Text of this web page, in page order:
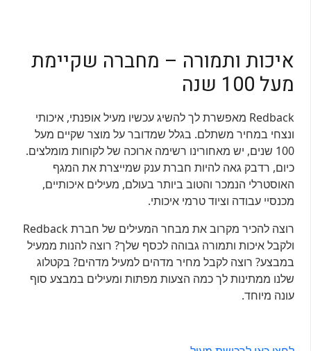
איכות ותמורה – מחברה שקיימת
מעל 100 שנה
Redback מאפשרת לך להשיג עכשיו מעיל אופנתי, איכותי
ונצחי במחיר משתלם. בגלל שמדובר על מוצר שקיים מעל
100 שנים, יש מאחורינו רשימה ארוכה של לקוחות מומלצים.
כיום, רדבק גאה להיות חברת ענק שמייצרת את המגף
האוסטרלי הנמכר והטוב ביותר בעולם, מעילים איכותיים,
מכנסיי עבודה וציוד טרמי איכותי.
רוצה להכיר מקרוב את מבחר המעילים של חברת Redback
ולקבל איכות ותמורה גבוהה לכסף שלך? רוצה להנות ממעיל
במבצע? רוצה לקבל מחיר מדהים למעיל מדהים? בקטלוג
שלנו ממתינות לך כמה הצעות מפתות ומעילים במבצע סוף
עונה מיוחד.